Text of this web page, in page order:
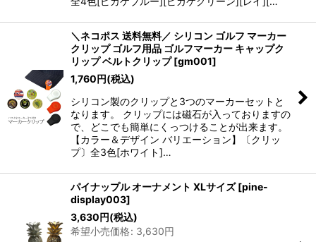
＼ネコポス 送料無料／ シリコン ゴルフ マーカー
クリップ ゴルフ用品 ゴルフマーカー キャップク
リップ ベルトクリップ [gm001]
1,760円(税込)
シリコン製のクリップと3つのマーカーセットと
なります。 クリップには磁石が入っておりますの
で、どこでも簡単にくっつけることが出来ます。
【カラー＆デザイン バリエーション】〔クリッ
プ〕全3色[ホワイト]…
パイナップル オーナメント XLサイズ [pine-
display003]
3,630円(税込)
希望小売価格: 3,630円